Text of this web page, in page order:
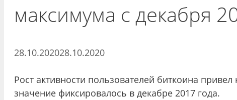
максимума с декабря
28.10.202028.10.2020
Рост активности пользователей биткоина
значение фиксировалось в декабре 2017 года.